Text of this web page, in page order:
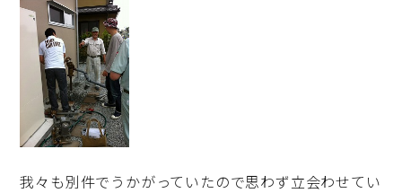
我々も別件でうかがっていたので思わず立会わせてい